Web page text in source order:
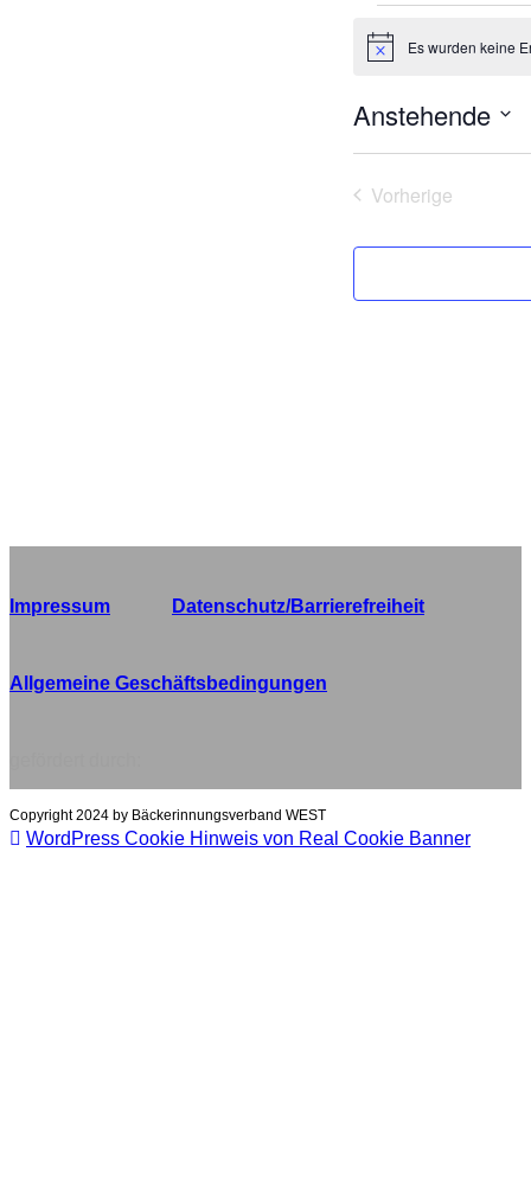
HinweisEs wurden keine
Anstehende
Datum
Vorherige
Impressum Datenschutz/Barrierefreiheit
Allgemeine Geschäftsbedingungen
Copyright 2024 by Bäckerinnungsverband WEST
WordPress Cookie Hinweis von Real Cookie Banner